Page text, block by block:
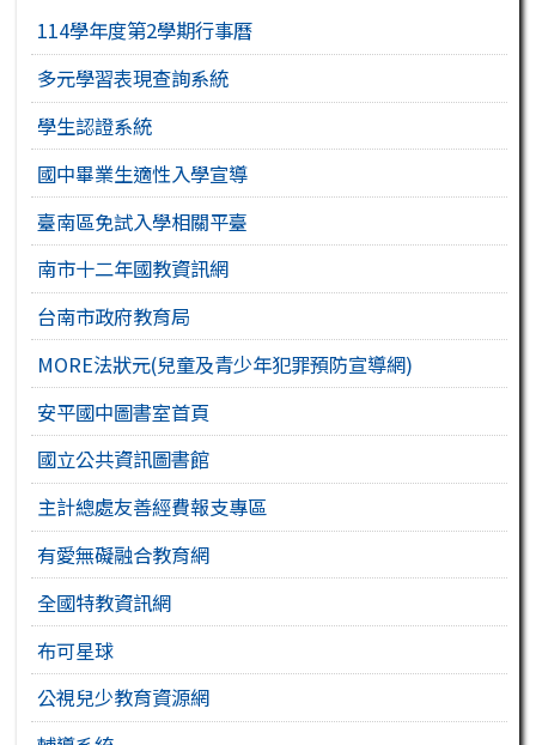
114學年度第2學期行事曆
多元學習表現查詢系統
學生認證系統
國中畢業生適性入學宣導
臺南區免試入學相關平臺
南市十二年國教資訊網
台南市政府教育局
MORE法狀元(兒童及青少年犯罪預防宣導網)
安平國中圖書室首頁
國立公共資訊圖書館
主計總處友善經費報支專區
有愛無礙融合教育網
全國特教資訊網
布可星球
公視兒少教育資源網